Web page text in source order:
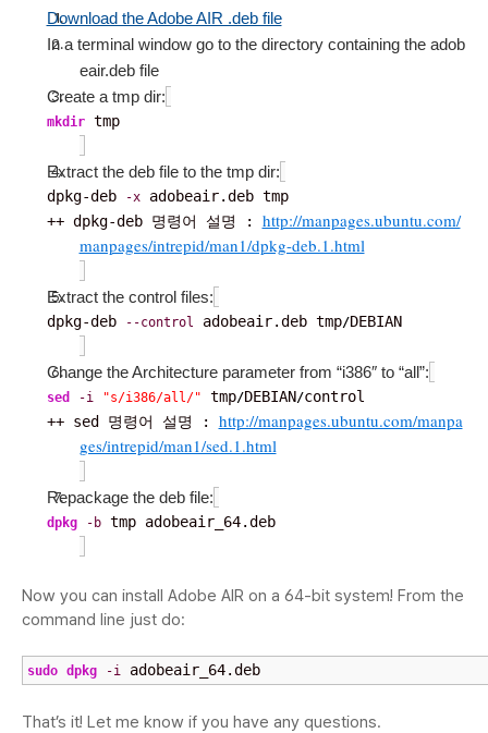
Download the Adobe AIR .deb file
In a terminal window go to the directory containing the adob
eair.deb file
Create a tmp dir:
mkdir tmp
Extract the deb file to the tmp dir:
dpkg-deb -x adobeair.deb tmp
++ dpkg-deb 명령어 설명 : http://manpages.ubuntu.com/
manpages/intrepid/man1/dpkg-deb.1.html
Extract the control files:
dpkg-deb --control adobeair.deb tmp/DEBIAN
Change the Architecture parameter from “i386″ to “all”:
sed -i "s/i386/all/" tmp/DEBIAN/control
++ sed 명령어 설명 : http://manpages.ubuntu.com/manpa
ges/intrepid/man1/sed.1.html
Repackage the deb file:
dpkg -b tmp adobeair_64.deb
Now you can install Adobe AIR on a 64-bit system! From the
command line just do:
sudo dpkg -i adobeair_64.deb
That’s it! Let me know if you have any questions.